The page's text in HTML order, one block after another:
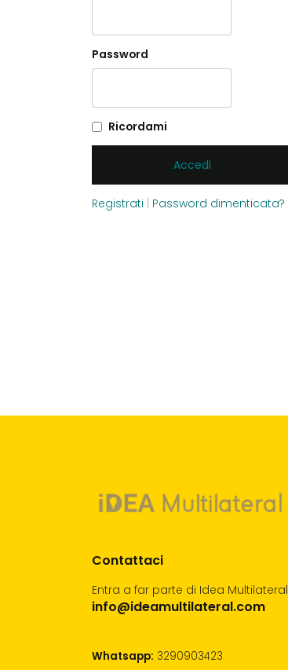
Password
Ricordami
Registrati Password dimenticata?
Contattaci
Entra a far parte di Idea Multilateral
info@ideamultilateral.com
Whatsapp: 3290903423